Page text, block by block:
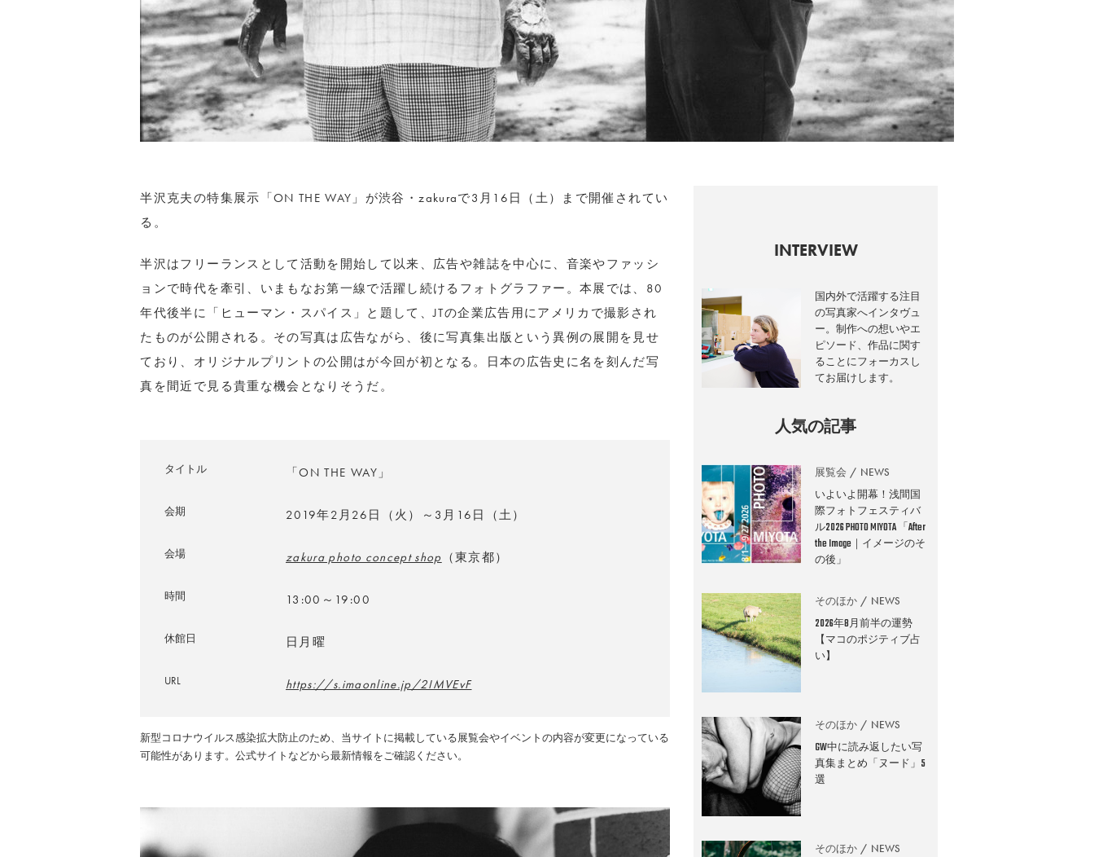
半沢克夫の特集展示「ON THE WAY」が渋谷・zakuraで3月16日（土）まで開催されてい
る。
半沢はフリーランスとして活動を開始して以来、広告や雑誌を中心に、音楽やファッシ
ョンで時代を牽引、いまもなお第一線で活躍し続けるフォトグラファー。本展では、80
年代後半に「ヒューマン・スパイス」と題して、JTの企業広告用にアメリカで撮影され
たものが公開される。その写真は広告ながら、後に写真集出版という異例の展開を見せ
ており、オリジナルプリントの公開はが今回が初となる。日本の広告史に名を刻んだ写
真を間近で見る貴重な機会となりそうだ。
タイトル 「ON THE WAY」
会期 2019年2月26日（火）～3月16日（土）
会場 zakura photo concept shop （東京都）
時間 13:00～19:00
休館日 日月曜
URL https://s.imaonline.jp/2IMVEvF
新型コロナウイルス感染拡大防止のため、当サイトに掲載している展覧会やイベントの内容が変更になっている
可能性があります。公式サイトなどから最新情報をご確認ください。
INTERVIEW
国内外で活躍する注目
の写真家へインタヴュ
ー。制作への想いやエ
ピソード、作品に関す
ることにフォーカスし
てお届けします。
人気の記事
展覧会 NEWS
いよいよ開幕！浅間国
際フォトフェスティバ
ル2026 PHOTO MIYOTA 「After
the Image｜イメージのそ
の後」
そのほか NEWS
2026年8月前半の運勢
【マコのポジティブ占
い】
そのほか NEWS
GW中に読み返したい写
真集まとめ「ヌード」5
選
そのほか NEWS